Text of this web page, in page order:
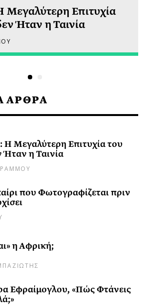
ΑΡΘΡΑ
Η Μεγαλύτερη Επιτυχία του
η Ταινία
που Φωτογραφίζεται πριν
η Αφρική;
Εφραίμογλου, «Πώς Φτάνεις
Μεγαλύτερη Επιτυχία
Ήταν η Ταινία